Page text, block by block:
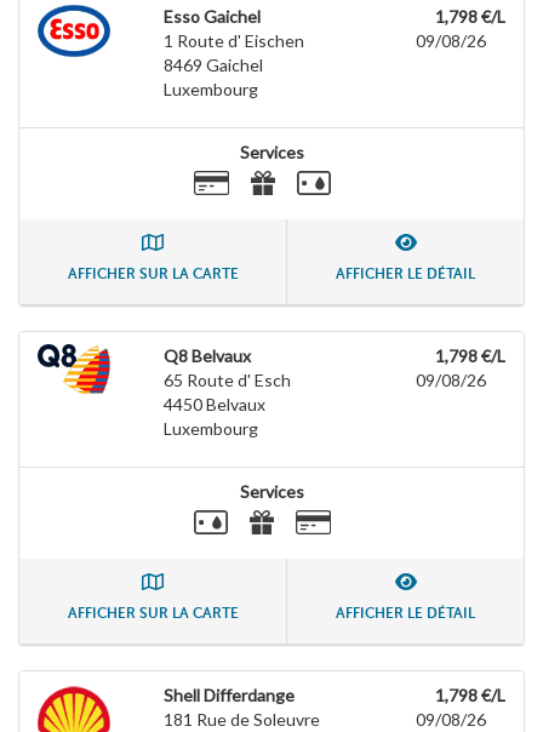
Esso Gaichel
1 Route d' Eischen
8469 Gaichel
Luxembourg
1,798 €/L
09/08/26
Services
AFFICHER SUR LA CARTE AFFICHER LE DÉTAIL
Q8 Belvaux
65 Route d' Esch
4450Belvaux
Luxembourg
1,798 €/L
09/08/26
Services
AFFICHER SUR LA CARTE AFFICHER LE DÉTAIL
Shell Differdange
181 Rue de Soleuvre
1,798 €/L
09/08/26